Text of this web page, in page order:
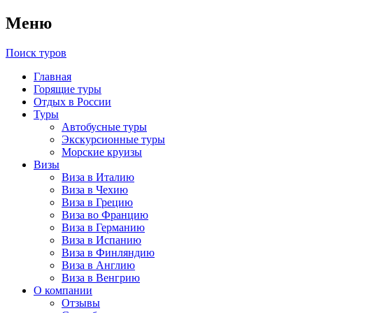
Меню
Поиск туров
Главная
Горящие туры
Отдых в России
Туры
Автобусные туры
Экскурсионные туры
Морские круизы
Визы
Виза в Италию
Виза в Чехию
Виза в Грецию
Виза во Францию
Виза в Германию
Виза в Испанию
Виза в Финляндию
Виза в Англию
Виза в Венгрию
О компании
Отзывы